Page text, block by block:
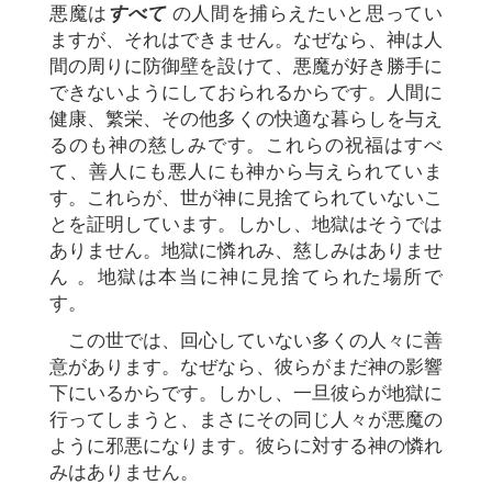
悪魔はすべての人間を捕らえたいと思ってい
ますが、それはできません。なぜなら、神は人
間の周りに防御壁を設けて、悪魔が好き勝手に
できないようにしておられるからです。人間に
健康、繁栄、その他多くの快適な暮らしを与え
るのも神の慈しみです。これらの祝福はすべ
て、善人にも悪人にも神から与えられていま
す。これらが、世が神に見捨てられていないこ
とを証明しています。しかし、地獄はそうでは
ありません。地獄に憐れみ、慈しみはありませ
ん 。地獄は本当に神に見捨てられた場所で
す。
この世では、回心していない多くの人々に善
意があります。なぜなら、彼らがまだ神の影響
下にいるからです。しかし、一旦彼らが地獄に
行ってしまうと、まさにその同じ人々が悪魔の
ように邪悪になります。彼らに対する神の憐れ
みはありません。